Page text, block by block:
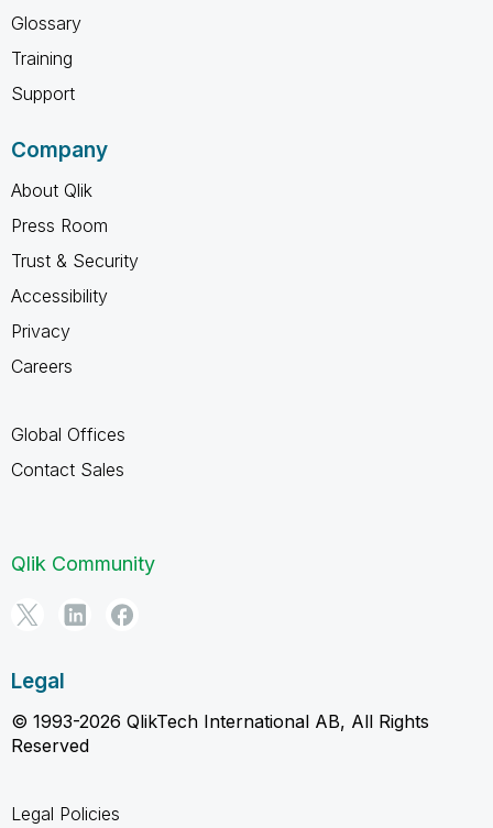
Glossary
Training
Support
Company
About Qlik
Press Room
Trust & Security
Accessibility
Privacy
Careers
Global Offices
Contact Sales
Qlik Community
Legal
© 1993-2026 QlikTech International AB, All Rights
Reserved
Legal Policies